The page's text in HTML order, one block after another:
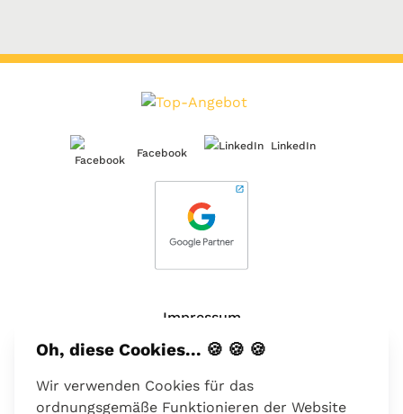
Facebook
LinkedIn
Impressum
Über uns
Kontakt
Oh, diese Cookies... 🍪 🍪 🍪
Wir verwenden Cookies für das
ordnungsgemäße Funktionieren der Website